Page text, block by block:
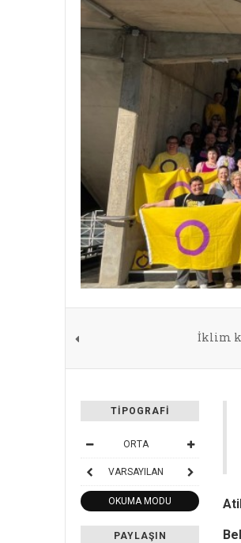
İklim
TIPOGRAFI
ORTA
VARSAYILAN
OKUMA MODU
PAYLAŞIN